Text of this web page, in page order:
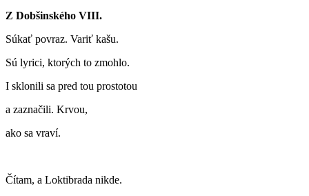
Z Dobšinského VIII.
Súkať povraz. Variť kašu.
Sú lyrici, ktorých to zmohlo.
I sklonili sa pred tou prostotou
a zaznačili. Krvou,
ako sa vraví.
Čítam, a Loktibrada nikde.